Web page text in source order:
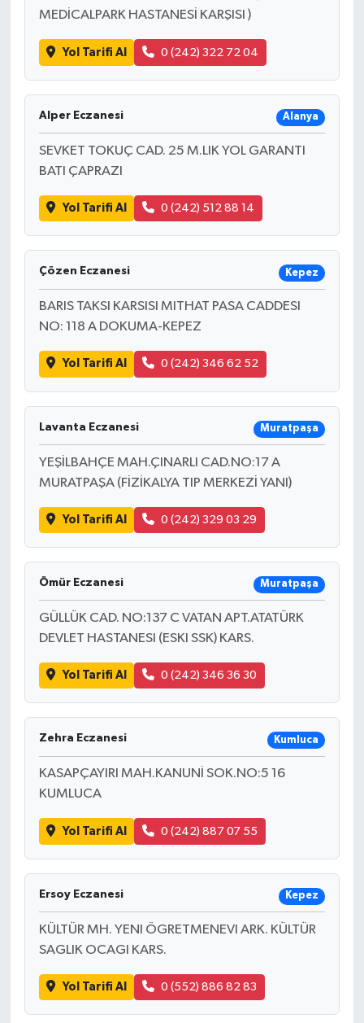
MEDİCALPARK HASTANESİ KARŞISI )
Yol Tarifi Al 0 (242) 322 72 04
Alper Eczanesi Alanya
SEVKET TOKUÇ CAD. 25 M.LIK YOL GARANTI
BATI ÇAPRAZI
Yol Tarifi Al 0 (242) 512 88 14
Çözen Eczanesi Kepez
BARIS TAKSI KARSISI MITHAT PASA CADDESI
NO: 118 A DOKUMA-KEPEZ
Yol Tarifi Al 0 (242) 346 62 52
Lavanta Eczanesi Muratpaşa
YEŞİLBAHÇE MAH.ÇINARLI CAD.NO:17 A
MURATPAŞA (FİZİKALYA TIP MERKEZİ YANI)
Yol Tarifi Al 0 (242) 329 03 29
Ömür Eczanesi Muratpaşa
GÜLLÜK CAD. NO:137 C VATAN APT.ATATÜRK
DEVLET HASTANESI (ESKI SSK) KARS.
Yol Tarifi Al 0 (242) 346 36 30
Zehra Eczanesi Kumluca
KASAPÇAYIRI MAH.KANUNİ SOK.NO:5 16
KUMLUCA
Yol Tarifi Al 0 (242) 887 07 55
Ersoy Eczanesi Kepez
KÜLTÜR MH. YENI ÖGRETMENEVI ARK. KÜLTÜR
SAGLIK OCAGI KARS.
Yol Tarifi Al 0 (552) 886 82 83